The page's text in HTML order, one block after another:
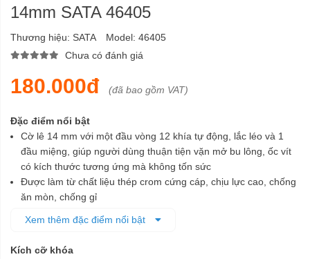
14mm SATA 46405
Thương hiệu: SATA Model: 46405
Chưa có đánh giá
180.000đ (đã bao gồm VAT)
Đặc điểm nổi bật
Cờ lê 14 mm với một đầu vòng 12 khía tự động, lắc léo và 1
đầu miệng, giúp người dùng thuận tiện vặn mở bu lông, ốc vít
có kích thước tương ứng mà không tốn sức
Được làm từ chất liệu thép crom cứng cáp, chịu lực cao, chống
ăn mòn, chống gỉ
chuẩn kỹ thuật, đảm bảo cố định các chi tiết bu lông dễ dàng,
Xem thêm đặc điểm nổi bật
Kích cỡ khóa